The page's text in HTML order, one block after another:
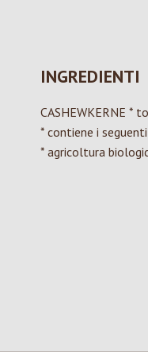
INGREDIENTI
CASHEWKERNE *
* contiene i
* agricoltura